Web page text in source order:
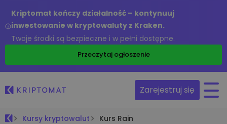
Kriptomat kończy działalność – kontynuuj
inwestowanie w kryptowaluty z Kraken.
Twoje środki są bezpieczne i w pełni dostępne.
Przeczytaj ogłoszenie
Zarejestruj się
Kursy kryptowalut Kurs Rain